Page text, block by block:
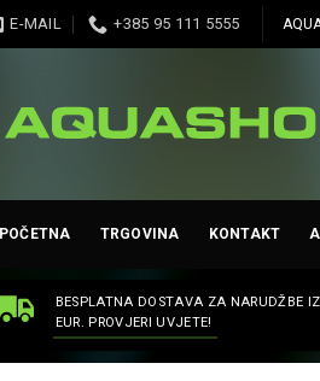
E-MAIL +385 95 111 5555
POČETNA TRGOVINA KONTAKT
BESPLATNA DOSTAVA ZA NARUDŽBE
EUR. PROVJERI UVJETE!